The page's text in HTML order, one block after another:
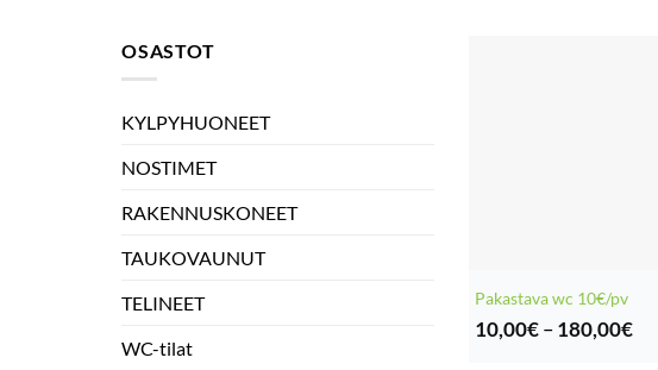
OSASTOT
KYLPYHUONEET
NOSTIMET
RAKENNUSKONEET
TAUKOVAUNUT
TELINEET
WC-tilat
Pakastava wc 10€/pv
10,00€–180,00€